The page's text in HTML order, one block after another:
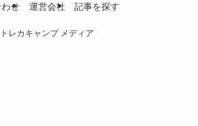
せ 運営会社 記事を探す
レカキャンプ メディア